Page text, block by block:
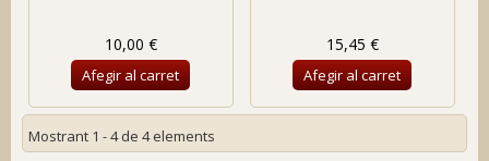
10,00 €
Afegir al carret
15,45 €
Afegir al carret
Mostrant 1 - 4 de 4 elements